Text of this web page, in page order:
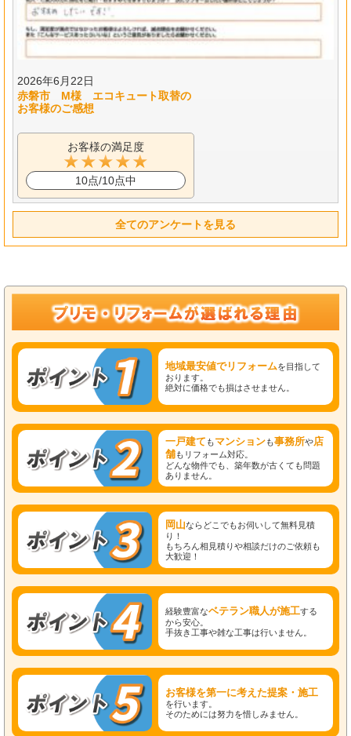
2026年6月22日
赤磐市 M様 エコキュート取替の
お客様のご感想
お客様の満足度
10点/10点中
全てのアンケートを見る
地域最安値でリフォームを目指して
おります。
絶対に価格でも損はさせません。
一戸建て もマンションも事務所や店
舗もリフォーム対応。
どんな物件でも、築年数が古くても問題
ありません。
岡山ならどこでもお伺いして無料見積
り！
もちろん相見積りや相談だけのご依頼も
大歓迎！
経験豊富なベテラン職人が施工する
から安心。
手抜き工事や雑な工事は行いません。
お客様を第一に考えた提案・施工
を行います。
そのためには努力を惜しみません。